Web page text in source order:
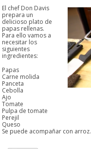
El chef Don Davis
prepara un
delicioso plato de
papas rellenas.
Para ello vamos a
necesitar los
siguientes
ingredientes:
Papas
Carne molida
Panceta
Cebolla
Ajo
Tomate
Pulpa de tomate
Perejil
Queso
Se puede acompañar con arroz.